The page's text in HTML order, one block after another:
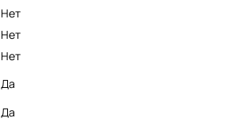
Нет
Нет
Нет
Да
Да